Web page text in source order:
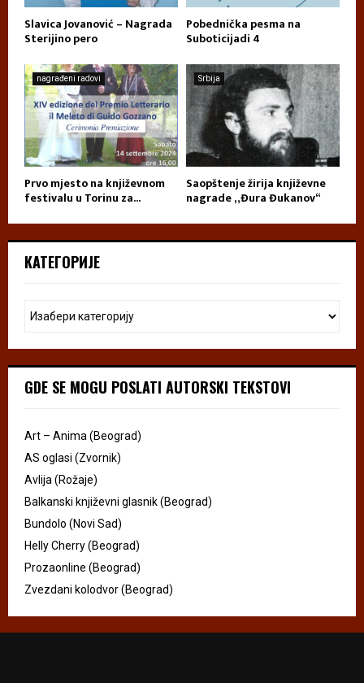
Slavica Jovanović – Nagrada
Sterijino pero
Pobednička pesma na
Suboticijadi 4
nagrađeni radovi
Prvo mjesto na književnom
festivalu u Torinu za...
Srbija
Saopštenje žirija književne
nagrade „Đura Đukanov“
КАТЕГОРИЈЕ
GDE SE MOGU POSLATI AUTORSKI TEKSTOVI
Art – Anima (Beograd)
AS oglasi (Zvornik)
Avlija (Rožaje)
Balkanski književni glasnik (Beograd)
Bundolo (Novi Sad)
Helly Cherry (Beograd)
Prozaonline (Beograd)
Zvezdani kolodvor (Beograd)